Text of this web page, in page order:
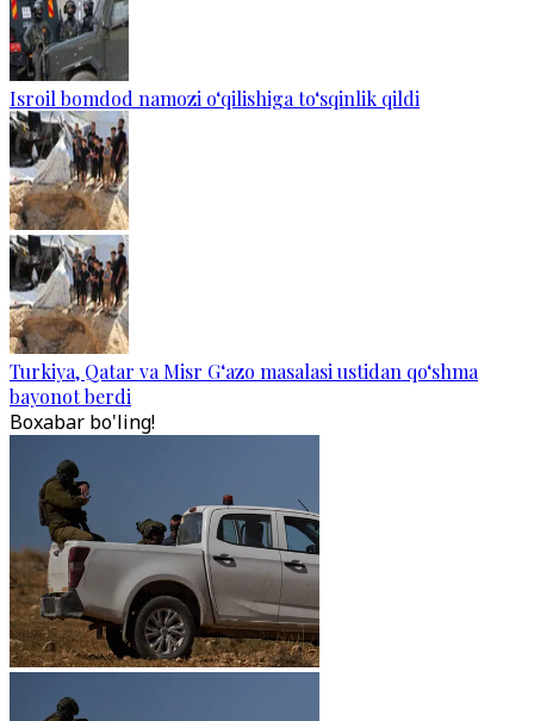
Isroil bomdod namozi o‘qilishiga to‘sqinlik qildi
Turkiya, Qatar va Misr G‘azo masalasi ustidan qo‘shma
bayonot berdi
Boxabar bo'ling!